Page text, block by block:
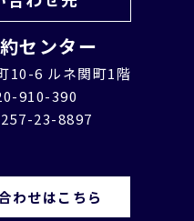
センター
10-6 ルネ関町1階
910-390
23-8897
わせはこちら